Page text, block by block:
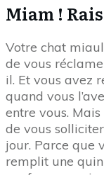
Miam !
Votre chat
de vous
il. Et vous avez
quand vous
entre vous.
de vous
jour. Parce que
remplit une